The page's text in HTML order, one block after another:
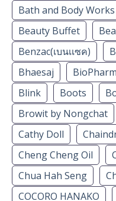
Bath and Body Works
Beauty Buffet
Benzac(เบนเเซค)
Bhaesaj
BioPharm
Blink
Boots
Browit by Nongchat
Cathy Doll
Cheng Cheng Oil
Chua Hah Seng
COCORO HANAKO